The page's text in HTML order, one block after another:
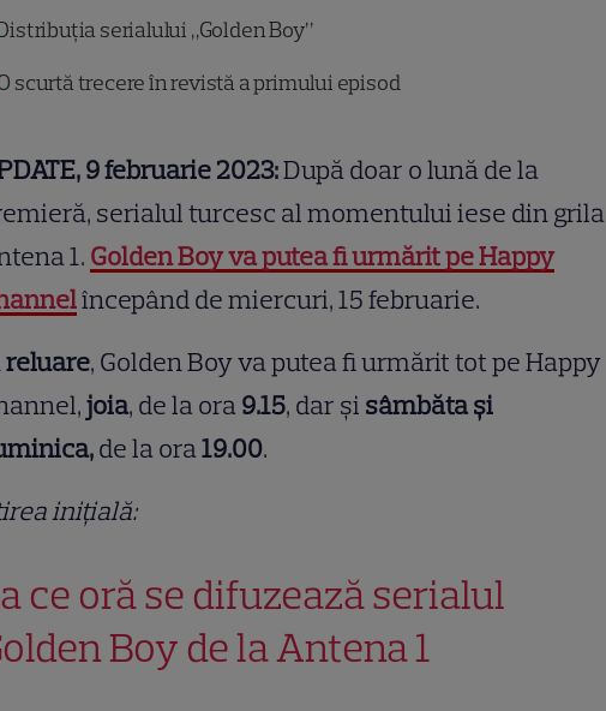
serialului „Golden Boy”
scurtă trecere în revistă a primului episod
9 februarie 2023:După doar o lună de la
serialul turcesc al momentului iese din grila
1. Golden Boy va putea fi urmărit pe Happy
începând de miercuri, 15 februarie.
reluare, Golden Boy va putea fi urmărit tot pe Happy
joia, de la ora9.15, dar și sâmbăta și
de la ora19.00.
inițială:
ce oră se difuzează serialul
Boy de la Antena 1